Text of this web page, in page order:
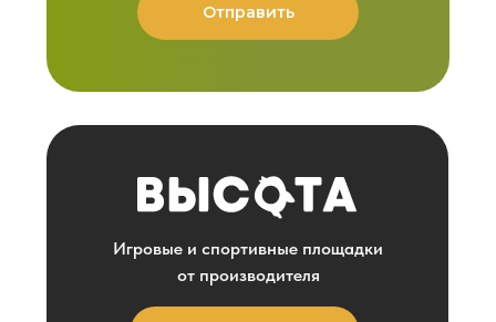
Отправить
Игровые и спортивные площадки
от производителя